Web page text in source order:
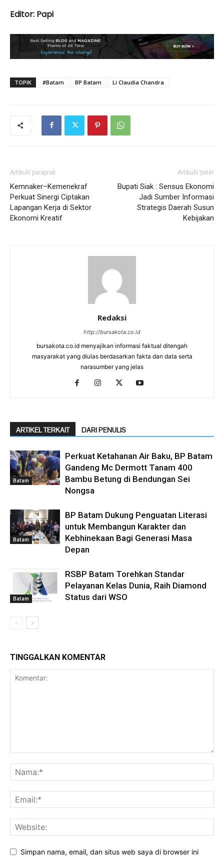
Editor: Papi
TOPIK #Batam BP Batam Li Claudia Chandra
Artikulli paraprak
Kemnaker–Kemenekraf
Perkuat Sinergi Ciptakan
Lapangan Kerja di Sektor
Ekonomi Kreatif
Artikulli tjetër
Bupati Siak : Sensus Ekonomi
Jadi Sumber Informasi
Strategis Daerah Susun
Kebijakan
Redaksi
http://bursakota.co.id
bursakota.co.id menyajikan informasi faktual ditengah
masyarakat yang diulas berdasarkan fakta dan data serta
narasumber yang jelas
ARTIKEL TERKAIT DARI PENULIS
Batam
Perkuat Ketahanan Air Baku, BP Batam
Gandeng Mc Dermott Tanam 400
Bambu Betung di Bendungan Sei
Nongsa
Batam
BP Batam Dukung Penguatan Literasi
untuk Membangun Karakter dan
Kebhinekaan Bagi Generasi Masa
Depan
Batam
RSBP Batam Torehkan Standar
Pelayanan Kelas Dunia, Raih Diamond
Status dari WSO
TINGGALKAN KOMENTAR
Simpan nama, email, dan situs web saya di browser ini